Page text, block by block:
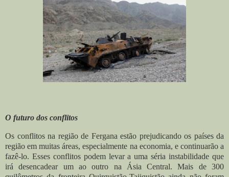
O futuro dos conflitos
Os conflitos na região de Fergana estão prejudicando os países da
região em muitas áreas, especialmente na economia, e continuarão a
fazê-lo. Esses conflitos podem levar a uma séria instabilidade que
irá desencadear um ao outro na Ásia Central. Mais de 300